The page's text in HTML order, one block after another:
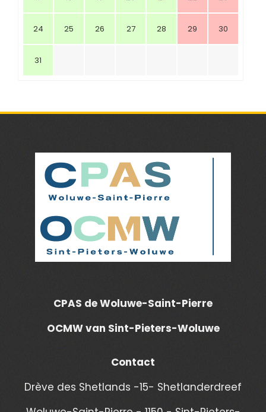
24 25 26 27 28 29 30
31
CPAS de Woluwe-Saint-Pierre
OCMW van Sint-Pieters-Woluwe
Contact
Drève des Shetlands -15- Shetlanderdreef